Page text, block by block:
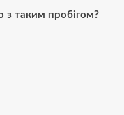
з таким пробігом?